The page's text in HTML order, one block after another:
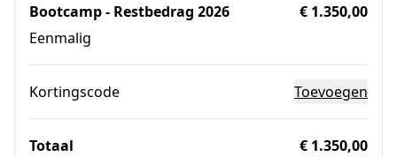
Bootcamp - Restbedrag 2026
Eenmalig
€ 1.350,00
Kortingscode Toevoegen
Totaal € 1.350,00